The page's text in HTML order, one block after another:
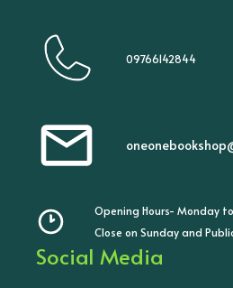
09766142844
Opening Hours- Monday
Close on Sunday and
Social Media